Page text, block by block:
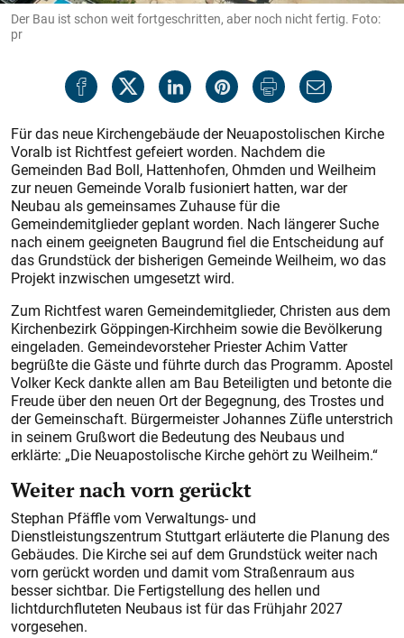
Der Bau ist schon weit fortgeschritten, aber noch nicht fertig. Foto:
pr
Für das neue Kirchengebäude der Neuapostolischen Kirche
Voralb ist Richtfest gefeiert worden. Nachdem die
Gemeinden Bad Boll, Hattenhofen, Ohmden und Weilheim
zur neuen Gemeinde Voralb fusioniert hatten, war der
Neubau als gemeinsames Zuhause für die
Gemeindemitglieder geplant worden. Nach längerer Suche
nach einem geeigneten Baugrund fiel die Entscheidung auf
das Grundstück der bisherigen Gemeinde Weilheim, wo das
Projekt inzwischen umgesetzt wird.
Zum Richtfest waren Gemeindemitglieder, Christen aus dem
Kirchenbezirk Göppingen-Kirchheim sowie die Bevölkerung
eingeladen. Gemeindevorsteher Priester Achim Vatter
begrüßte die Gäste und führte durch das Programm. Apostel
Volker Keck dankte allen am Bau Beteiligten und betonte die
Freude über den neuen Ort der Begegnung, des Trostes und
der Gemeinschaft. Bürgermeister Johannes Züfle unterstrich
in seinem Grußwort die Bedeutung des Neubaus und
erklärte: „Die Neuapostolische Kirche gehört zu Weilheim.“
Weiter nach vorn gerückt
Stephan Pfäffle vom Verwaltungs- und
Dienstleistungszentrum Stuttgart erläuterte die Planung des
Gebäudes. Die Kirche sei auf dem Grundstück weiter nach
vorn gerückt worden und damit vom Straßenraum aus
besser sichtbar. Die Fertigstellung des hellen und
lichtdurchfluteten Neubaus ist für das Frühjahr 2027
vorgesehen.